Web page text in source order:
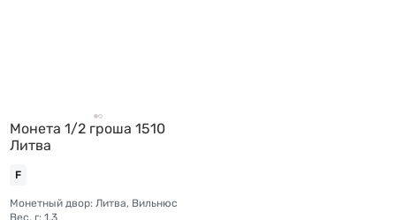
Монета 1/2 гроша 1510
Литва
F
Монетный двор: Литва, Вильнюс
Вес, г: 1.3